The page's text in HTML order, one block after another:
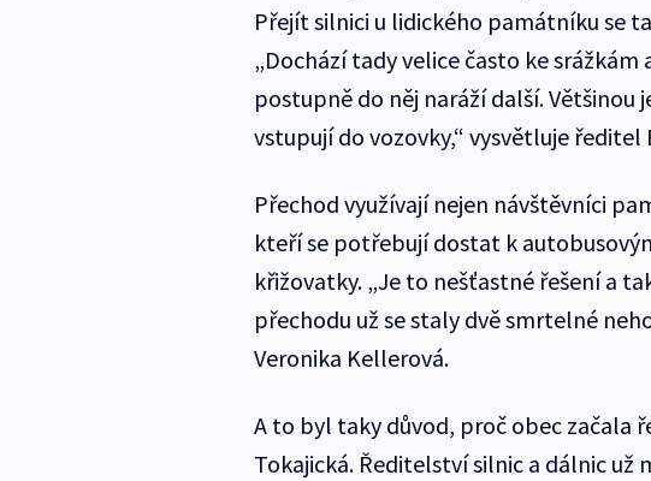
Přejít silnici u lidického památníku se
„Dochází tady velice často ke
postupně do něj naráží další.
vstupují do vozovky,“ vysvětluje
Přechod využívají nejen návštěvníci
kteří se potřebují dostat k
křižovatky. „Je to nešťastné řešení a
přechodu už se staly dvě smrtelné
Veronika Kellerová.
A to byl taky důvod, proč obec začala
Tokajická. Ředitelství silnic a dálnic už